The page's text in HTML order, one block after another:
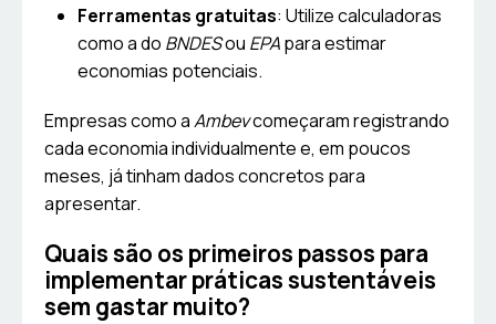
Ferramentas gratuitas: Utilize calculadoras
como a do BNDESou EPApara estimar
economias potenciais.
Empresas como aAmbevcomeçaram registrando
cada economia individualmente e, em poucos
meses, já tinham dados concretos para
apresentar.
Quais são os primeiros passos para
implementar práticas sustentáveis
sem gastar muito?